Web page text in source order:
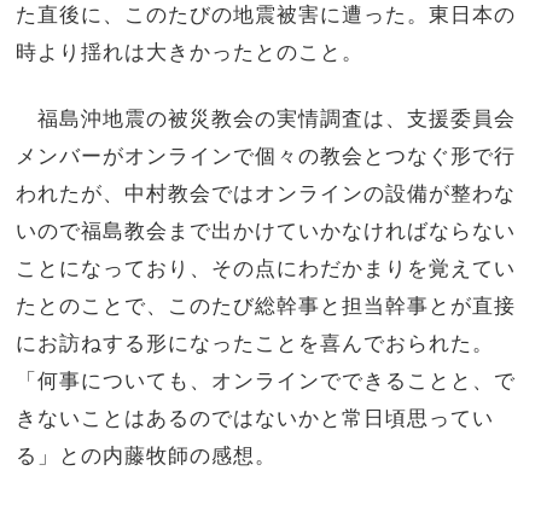
た直後に、このたびの地震被害に遭った。東日本の
時より揺れは大きかったとのこと。
福島沖地震の被災教会の実情調査は、支援委員会
メンバーがオンラインで個々の教会とつなぐ形で行
われたが、中村教会ではオンラインの設備が整わな
いので福島教会まで出かけていかなければならない
ことになっており、その点にわだかまりを覚えてい
たとのことで、このたび総幹事と担当幹事とが直接
にお訪ねする形になったことを喜んでおられた。
「何事についても、オンラインでできることと、で
きないことはあるのではないかと常日頃思ってい
る」との内藤牧師の感想。